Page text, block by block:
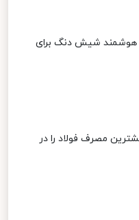
هوشمند شیش دنگ برای
مصرف فولاد را در